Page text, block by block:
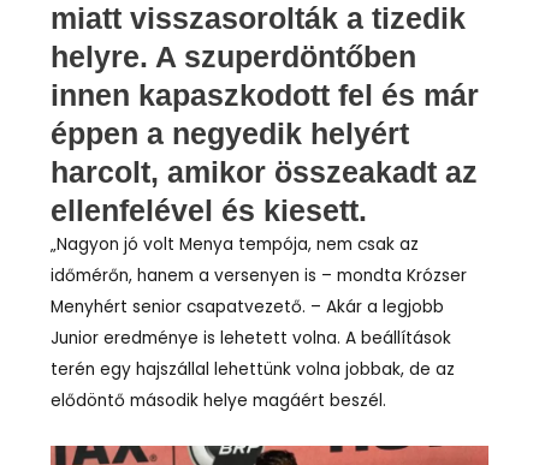
miatt visszasorolták a tizedik
helyre. A szuperdöntőben
innen kapaszkodott fel és már
éppen a negyedik helyért
harcolt, amikor összeakadt az
ellenfelével és kiesett.
„Nagyon jó volt Menya tempója, nem csak az
időmérőn, hanem a versenyen is – mondta Krózser
Menyhért senior csapatvezető. – Akár a legjobb
Junior eredménye is lehetett volna. A beállítások
terén egy hajszállal lehettünk volna jobbak, de az
elődöntő második helye magáért beszél.